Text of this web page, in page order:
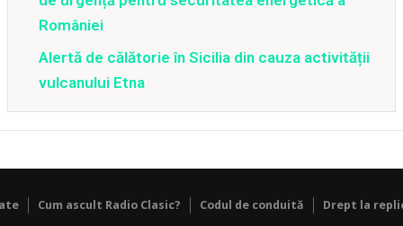
României
Alertă de călătorie în Sicilia din cauza activității
vulcanului Etna
Cum ascult Radio Clasic? Codul de conduită Drept la